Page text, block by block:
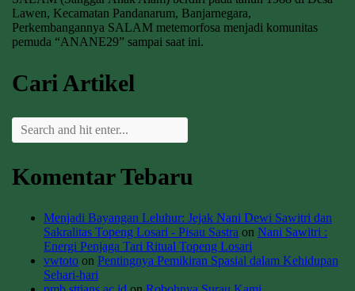
Lawen, Kecamatan Pandanarum, Banjarnegara,
Perkembangannya SALAM metemorfosa menjadi komunitas
pemuda “ANANE29” sampai saat ini.
Cari Artikel
Komentar Tebaru
Menjadi Bayangan Leluhur: Jejak Nani Dewi Sawitri dan
Sakralitas Topeng Losari - Pisau Sastra on Nani Sawitri :
Energi Penjaga Tari Ritual Topeng Losari
vwtoto on Pentingnya Pemikiran Spasial dalam Kehidupan
Sehari-hari